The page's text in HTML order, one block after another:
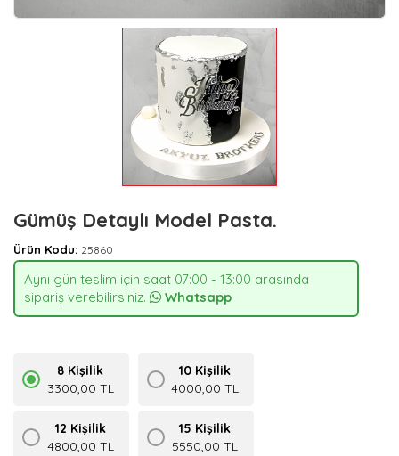
Gümüş Detaylı Model Pasta.
Ürün Kodu: 25860
Aynı gün teslim için saat 07:00 - 13:00 arasında
sipariş verebilirsiniz.
Whatsapp
8 Kişilik
3300,00 TL
10 Kişilik
4000,00 TL
12 Kişilik
4800,00 TL
15 Kişilik
5550,00 TL